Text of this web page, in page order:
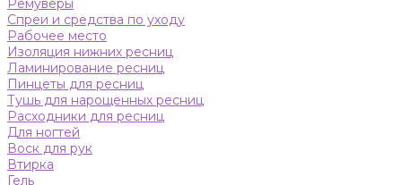
Ремуверы
Спреи и средства по уходу
Рабочее место
Изоляция нижних ресниц
Ламинирование ресниц
Пинцеты для ресниц
Тушь для нарощенных ресниц
Расходники для ресниц
Для ногтей
Воск для рук
Втирка
Гель